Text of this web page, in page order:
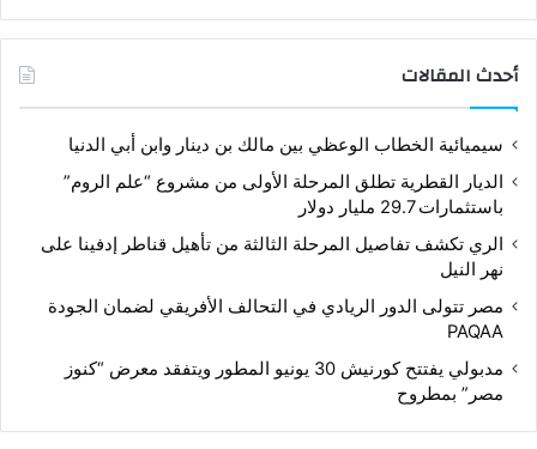
أحدث المقالات
سيميائية الخطاب الوعظي بين مالك بن دينار وابن أبي الدنيا
الديار القطرية تطلق المرحلة الأولى من مشروع “علم الروم”
باستثمارات 29.7 مليار دولار
الري تكشف تفاصيل المرحلة الثالثة من تأهيل قناطر إدفينا على
نهر النيل
مصر تتولى الدور الريادي في التحالف الأفريقي لضمان الجودة
PAQAA
مدبولي يفتتح كورنيش 30 يونيو المطور ويتفقد معرض “كنوز
مصر” بمطروح